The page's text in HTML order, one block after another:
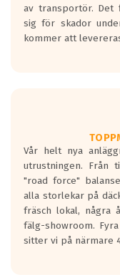
av transportör. Det
sig för skador
kommer att
Vår helt nya
utrustningen. Från
"road force"
alla storlekar på
fräsch lokal, några
fälg-showroom.
sitter vi på närmare